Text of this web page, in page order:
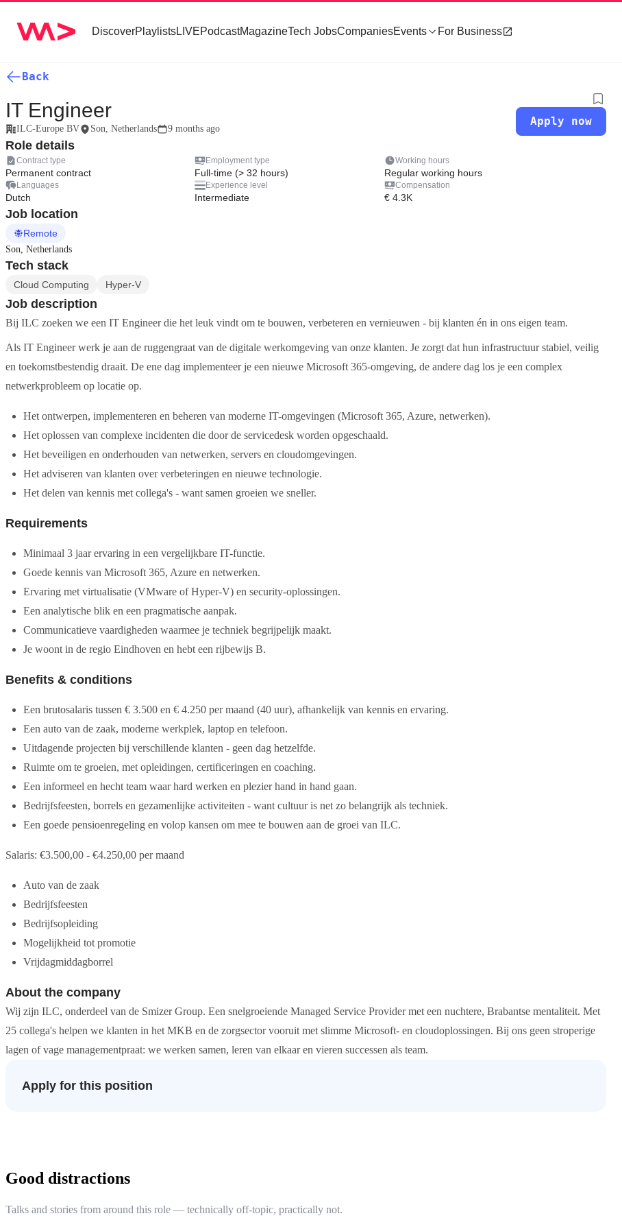
DiscoverPlaylistsLIVEPodcastMagazineTech JobsCompaniesEvents For Business
Back
IT Engineer
ILC-Europe BV Son, Netherlands 9 months ago
Apply now
Role details
Contract type
Permanent contract
Employment type
Full-time (> 32 hours)
Working hours
Regular working hours
Languages
Dutch
Experience level
Intermediate
Compensation
€ 4.3K
Job location
Remote
Son, Netherlands
Tech stack
Cloud Computing Hyper-V
Job description
Bij ILC zoeken we een IT Engineer die het leuk vindt om te bouwen, verbeteren en vernieuwen - bij klanten én in ons eigen team.
Als IT Engineer werk je aan de ruggengraat van de digitale werkomgeving van onze klanten. Je zorgt dat hun infrastructuur stabiel, veilig
en toekomstbestendig draait. De ene dag implementeer je een nieuwe Microsoft 365-omgeving, de andere dag los je een complex
netwerkprobleem op locatie op.
Het ontwerpen, implementeren en beheren van moderne IT-omgevingen (Microsoft 365, Azure, netwerken).
Het oplossen van complexe incidenten die door de servicedesk worden opgeschaald.
Het beveiligen en onderhouden van netwerken, servers en cloudomgevingen.
Het adviseren van klanten over verbeteringen en nieuwe technologie.
Het delen van kennis met collega's - want samen groeien we sneller.
Requirements
Minimaal 3 jaar ervaring in een vergelijkbare IT-functie.
Goede kennis van Microsoft 365, Azure en netwerken.
Ervaring met virtualisatie (VMware of Hyper-V) en security-oplossingen.
Een analytische blik en een pragmatische aanpak.
Communicatieve vaardigheden waarmee je techniek begrijpelijk maakt.
Je woont in de regio Eindhoven en hebt een rijbewijs B.
Benefits & conditions
Een brutosalaris tussen € 3.500 en € 4.250 per maand (40 uur), afhankelijk van kennis en ervaring.
Een auto van de zaak, moderne werkplek, laptop en telefoon.
Uitdagende projecten bij verschillende klanten - geen dag hetzelfde.
Ruimte om te groeien, met opleidingen, certificeringen en coaching.
Een informeel en hecht team waar hard werken en plezier hand in hand gaan.
Bedrijfsfeesten, borrels en gezamenlijke activiteiten - want cultuur is net zo belangrijk als techniek.
Een goede pensioenregeling en volop kansen om mee te bouwen aan de groei van ILC.
Salaris: €3.500,00 - €4.250,00 per maand
Auto van de zaak
Bedrijfsfeesten
Bedrijfsopleiding
Mogelijkheid tot promotie
Vrijdagmiddagborrel
About the company
Wij zijn ILC, onderdeel van de Smizer Group. Een snelgroeiende Managed Service Provider met een nuchtere, Brabantse mentaliteit. Met
25 collega's helpen we klanten in het MKB en de zorgsector vooruit met slimme Microsoft- en cloudoplossingen. Bij ons geen stroperige
lagen of vage managementpraat: we werken samen, leren van elkaar en vieren successen als team.
Apply for this position
Good distractions
Talks and stories from around this role — technically off-topic, practically not.